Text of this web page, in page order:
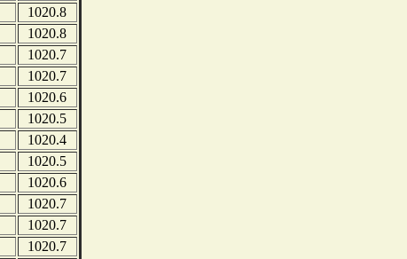
1020.8
1020.8
1020.7
1020.7
1020.6
1020.5
1020.4
1020.5
1020.6
1020.7
1020.7
1020.7